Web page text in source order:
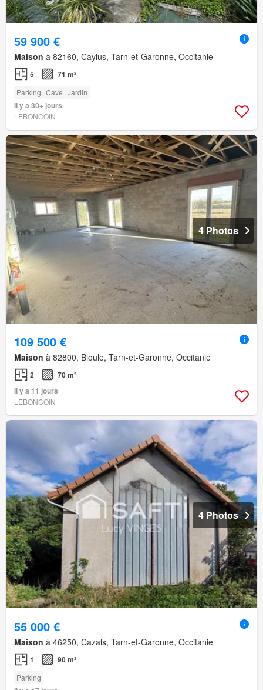
59 900 €
Maison à 82160, Caylus, Tarn-et-Garonne, Occitanie
5 71 m²
Parking Cave Jardin
Il y a 30+ jours
LEBONCOIN
4 Photos
109 500 €
Maison à 82800, Bioule, Tarn-et-Garonne, Occitanie
2
70 m²
Il y a 11 jours
LEBONCOIN
4 Photos
55 000 €
Maison à 46250, Cazals, Tarn-et-Garonne, Occitanie
1 90 m²
Parking